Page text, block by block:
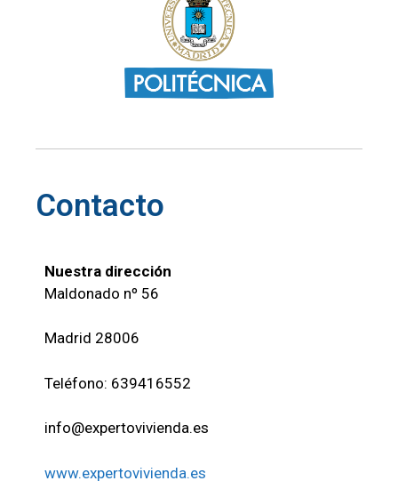
Contacto
Nuestra dirección
Maldonado nº 56
Madrid 28006
Teléfono: 639416552
info@expertovivienda.es
www.expertovivienda.es